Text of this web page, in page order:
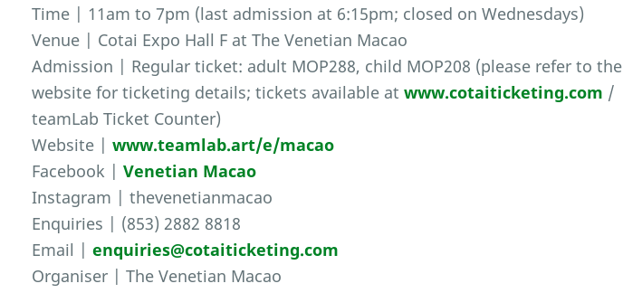
Time | 11am to 7pm (last admission at 6:15pm; closed on Wednesdays)
Venue | Cotai Expo Hall F at The Venetian Macao
Admission | Regular ticket: adult MOP288, child MOP208 (please refer to the
website for ticketing details; tickets available atwww.cotaiticketing.com /
teamLab Ticket Counter)
Website |www.teamlab.art/e/macao
Facebook |Venetian Macao
Instagram | thevenetianmacao
Enquiries | (853) 2882 8818
Email |enquiries@cotaiticketing.com
Organiser | The Venetian Macao